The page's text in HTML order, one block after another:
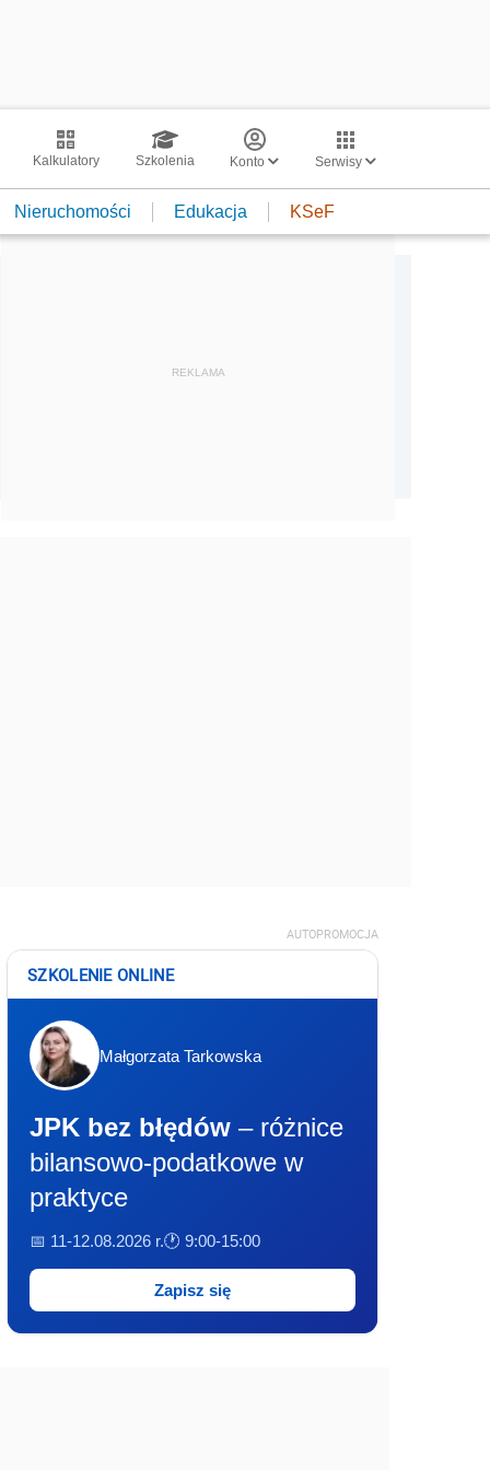
Kalkulatory Szkolenia Konto Serwisy
Nieruchomości Edukacja KSeF
REKLAMA
AUTOPROMOCJA
SZKOLENIE ONLINE
Małgorzata Tarkowska
JPK bez błędów – różnice
bilansowo-podatkowe w
praktyce
📅 11-12.08.2026 r.🕐 9:00-15:00
Zapisz się